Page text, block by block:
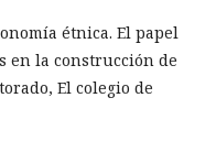
étnica. El papel
en la construcción de
El colegio de